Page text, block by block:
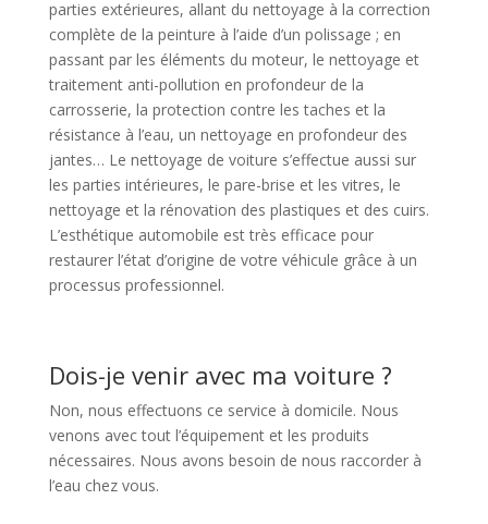
parties extérieures, allant du nettoyage à la correction
complète de la peinture à l’aide d’un polissage ; en
passant par les éléments du moteur, le nettoyage et
traitement anti-pollution en profondeur de la
carrosserie, la protection contre les taches et la
résistance à l’eau, un nettoyage en profondeur des
jantes… Le nettoyage de voiture s’effectue aussi sur
les parties intérieures, le pare-brise et les vitres, le
nettoyage et la rénovation des plastiques et des cuirs.
L’esthétique automobile est très efficace pour
restaurer l’état d’origine de votre véhicule grâce à un
processus professionnel.
Dois-je venir avec ma voiture ?
Non, nous effectuons ce service à domicile. Nous
venons avec tout l’équipement et les produits
nécessaires. Nous avons besoin de nous raccorder à
l’eau chez vous.